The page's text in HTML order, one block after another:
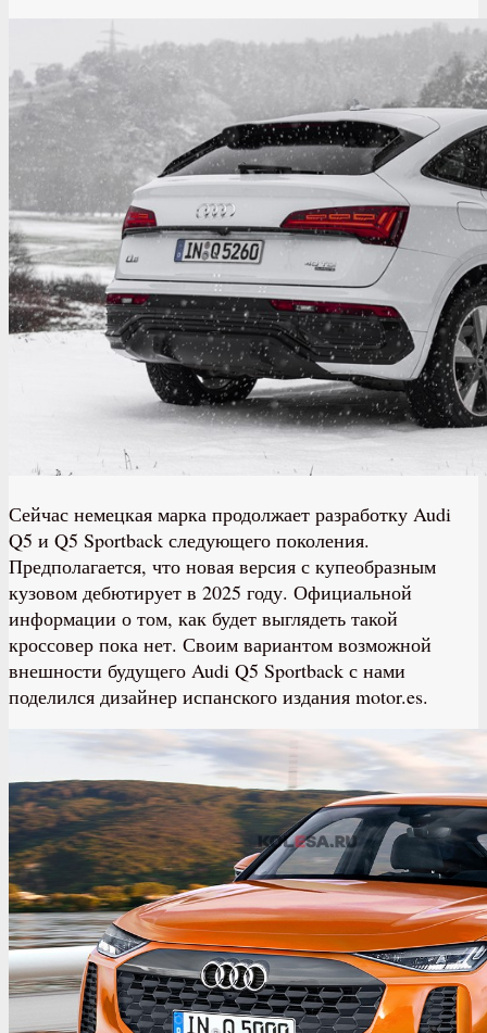
Сейчас немецкая марка продолжает разработку Audi
Q5 и Q5 Sportback следующего поколения.
Предполагается, что новая версия с купеобразным
кузовом дебютирует в 2025 году. Официальной
информации о том, как будет выглядеть такой
кроссовер пока нет. Своим вариантом возможной
внешности будущего Audi Q5 Sportback с нами
поделился дизайнер испанского издания motor.es.